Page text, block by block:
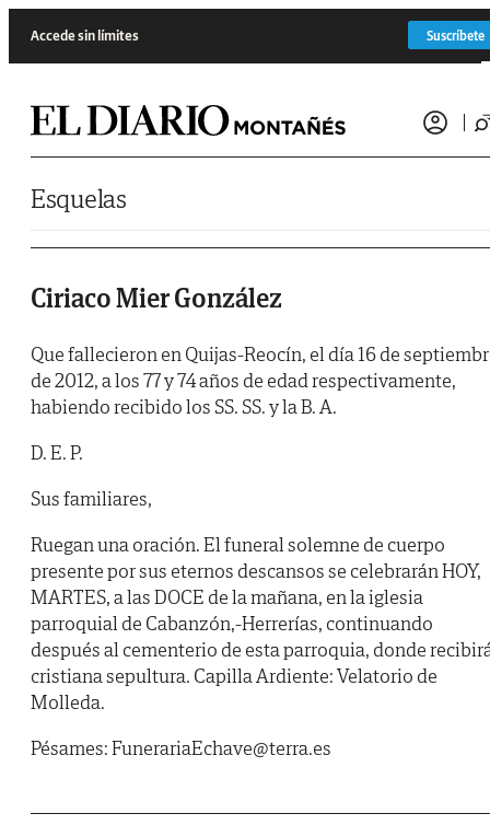
Accede sin límites Suscríbete
Esquelas
Ciriaco Mier González
Que fallecieron en Quijas-Reocín, el día 16 de
de 2012, a los 77 y 74 años de edad respectivamente,
habiendo recibido los SS. SS. y la B. A.
D. E. P.
Sus familiares,
Ruegan una oración. El funeral solemne de cuerpo
presente por sus eternos descansos se celebrarán HOY,
MARTES, a las DOCE de la mañana, en la iglesia
parroquial de Cabanzón,-Herrerías, continuando
después al cementerio de esta parroquia, donde
cristiana sepultura. Capilla Ardiente: Velatorio de
Molleda.
Pésames: FunerariaEchave@terra.es